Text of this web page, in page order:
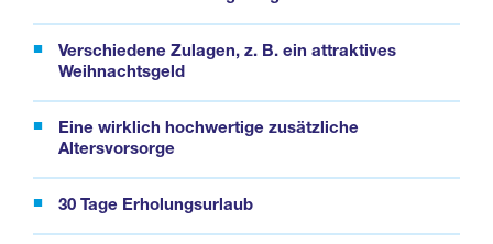
Verschiedene Zulagen, z. B. ein attraktives
Weihnachtsgeld
Eine wirklich hochwertige zusätzliche
Altersvorsorge
30 Tage Erholungsurlaub